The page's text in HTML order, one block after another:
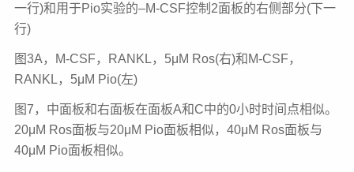
一行)和用于Pio实验的–M-CSF控制2面板的右侧部分(下一
行)
图3A，M-CSF，RANKL，5μM Ros(右)和M-CSF，
RANKL，5μM Pio(左)
图7，中面板和右面板在面板A和C中的0小时时间点相似。
20μM Ros面板与20μM Pio面板相似，40μM Ros面板与
40μM Pio面板相似。